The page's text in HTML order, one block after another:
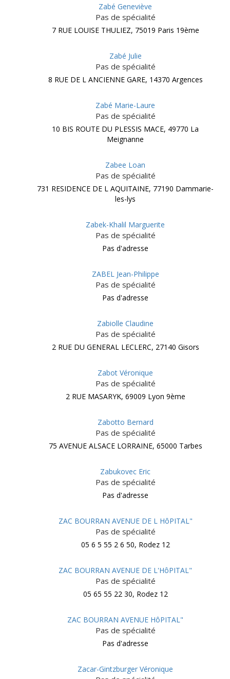
Zabé Geneviève
Pas de spécialité
7 RUE LOUISE THULIEZ, 75019 Paris 19ème
Zabé Julie
Pas de spécialité
8 RUE DE L ANCIENNE GARE, 14370 Argences
Zabé Marie-Laure
Pas de spécialité
10 BIS ROUTE DU PLESSIS MACE, 49770 La
Meignanne
Zabee Loan
Pas de spécialité
731 RESIDENCE DE L AQUITAINE, 77190 Dammarie-
les-lys
Zabek-Khalil Marguerite
Pas de spécialité
Pas d'adresse
ZABEL Jean-Philippe
Pas de spécialité
Pas d'adresse
Zabiolle Claudine
Pas de spécialité
2 RUE DU GENERAL LECLERC, 27140 Gisors
Zabot Véronique
Pas de spécialité
2 RUE MASARYK, 69009 Lyon 9ème
Zabotto Bernard
Pas de spécialité
75 AVENUE ALSACE LORRAINE, 65000 Tarbes
Zabukovec Eric
Pas de spécialité
Pas d'adresse
ZAC BOURRAN AVENUE DE L HôPITAL"
Pas de spécialité
05 6 5 55 2 6 50, Rodez 12
ZAC BOURRAN AVENUE DE L'HôPITAL"
Pas de spécialité
05 65 55 22 30, Rodez 12
ZAC BOURRAN AVENUE HôPITAL"
Pas de spécialité
Pas d'adresse
Zacar-Gintzburger Véronique